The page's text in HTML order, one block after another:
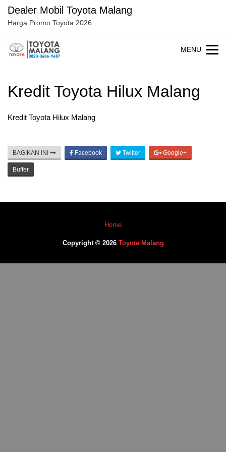
Langsung
konten
Dealer Mobil Toyota Malang
Harga Promo Toyota 2026
MENU
Kredit Toyota Hilux Malang
Kredit Toyota Hilux Malang
BAGIKAN INI Facebook Twitter Google+
Buffer
Home
Copyright © 2026 Toyota Malang